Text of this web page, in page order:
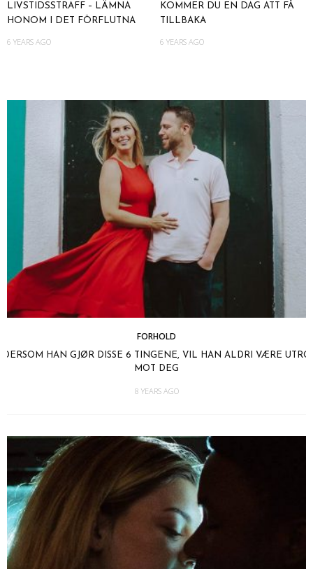
LIVSTIDSSTRAFF – LÄMNA
HONOM I DET FÖRFLUTNA
6 YEARS AGO
KOMMER DU EN DAG ATT FÅ
TILLBAKA
6 YEARS AGO
FORHOLD
DERSOM HAN GJØR DISSE 6 TINGENE, VIL HAN ALDRI VÆRE UTRO
MOT DEG
8 YEARS AGO